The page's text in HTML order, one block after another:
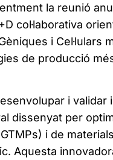
la reunió
col·laborativa
i Cel·lulars
de producció
i validar
dissenyat per
i de
Aquesta